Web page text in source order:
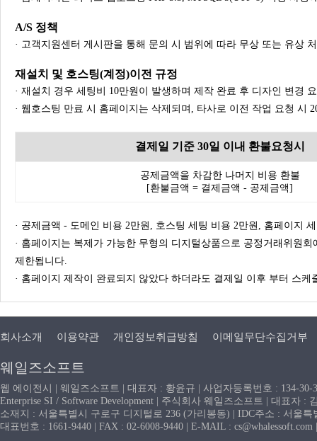
A/S 정책
· 고객지원센터 게시판을 통해 문의 시 범위에 따라 무상 또는 유상
재설치 및 호스팅(계정)이전 규정
· 재설치 경우 세팅비 10만원이 발생하며 제작 완료 후 디자인 변경
· 웹호스팅 만료 시 홈페이지는 삭제되며, 타사로 이전 작업 요청 시
결제일 기준 30일 이내 환불요청시
공제금액을 차감한 나머지 비용 환불
[환불금액 = 결제금액 - 공제금액]
· 공제금액 - 도메인 비용 2만원, 호스팅 세팅 비용 2만원, 홈페이지
· 홈페이지는 복제가 가능한 무형의 디지털상품으로 공정거래위원
제한됩니다.
· 홈페이지 제작이 완료되지 않았다 하더라도 결제일 이후 부터 스
회사소개 이용약관 개인정보취급방침 이메일무단수집거부
웨일즈소프트
웹 에이전시 | 웨일즈소프트 | 대표자 : 황윤규 | 사업자등록번호 : 134-
Enterprise SI / Software Development | 주식회사 웨일즈소프트 | 대표자 :
소재지 : 서울특별시 구로구 디지털로 236 (가리봉동) | IDC주소 : 서울
대표번호 : 1661-9440 | FAX : 02-6008-9440 | E-MAIL :